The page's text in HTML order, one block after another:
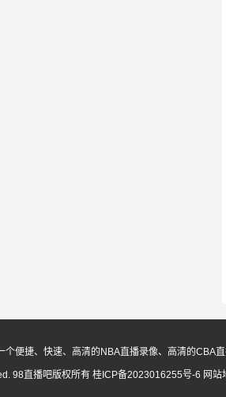
便捷、快速、高清的NBA直播录像、高清的CBA
98直播吧版权所有 桂ICP备2023016255号-6 网站